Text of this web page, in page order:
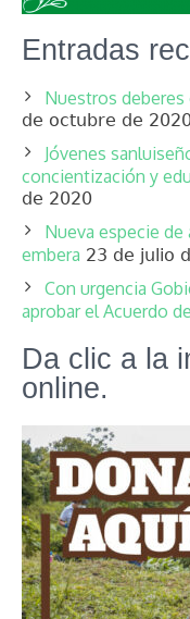
Entradas
Nuestros deberes
de octubre de 2020
Jóvenes
concientización y
de 2020
Nueva especie
embera 23 de julio
Con urgencia
aprobar el Acuerdo
Da clic a la
online.